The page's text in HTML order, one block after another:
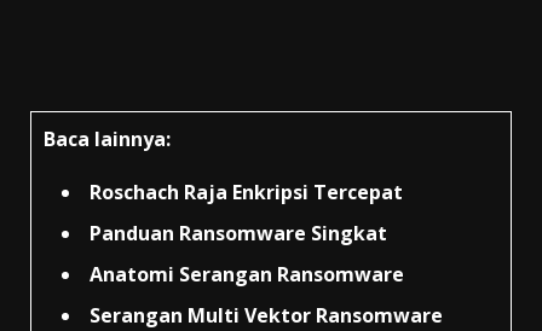
Baca lainnya:
Roschach Raja Enkripsi Tercepat
Panduan Ransomware Singkat
Anatomi Serangan Ransomware
Serangan Multi Vektor Ransomware